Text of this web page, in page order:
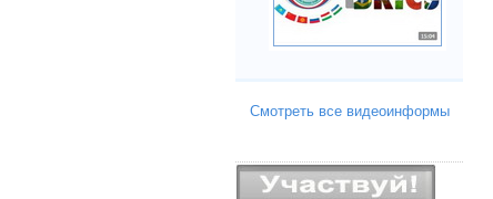
Смотреть все видеоинформы